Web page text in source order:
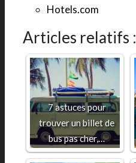
Hotels.com
Articles relatifs :
7 astuces pour
trouver un billet de
bus pas cher,…